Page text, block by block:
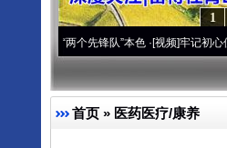
1
永葆“两个先锋队”本色·[视频]牢记初心使命 奋
首页 » 医药医疗/康养